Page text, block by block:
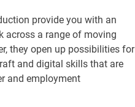
provide you with an
across a range of moving
they open up possibilities for
and digital skills that are
and employment